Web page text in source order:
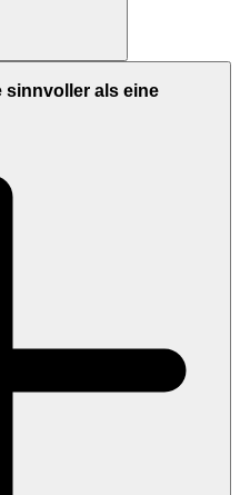
sinnvoller als eine